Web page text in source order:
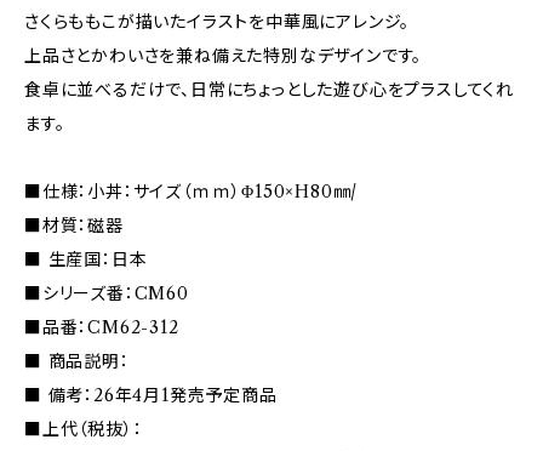
さくらももこが描いたイラストを中華風にアレンジ。
上品さとかわいさを兼ね備えた特別なデザインです。
食卓に並べるだけで、日常にちょっとした遊び心をプラスしてくれ
ます。
■仕様：小丼：サイズ（ｍｍ）Φ150×H80㎜/
■材質：磁器
■ 生産国：日本
■シリーズ番：CM60
■品番：CM62-312
■ 商品説明：
■ 備考：26年4月1発売予定商品
■上代（税抜）：